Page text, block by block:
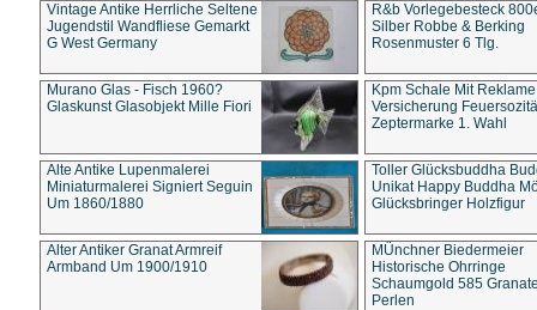
Vintage Antike Herrliche Seltene
Jugendstil Wandfliese Gemarkt
G West Germany
R&b Vorlegebesteck
Silber Robbe & Berking
Rosenmuster 6 Tlg.
Murano Glas - Fisch 1960?
Glaskunst Glasobjekt Mille Fiori
Kpm Schale Mit Reklame
Versicherung
Zeptermarke 1. Wahl
Alte Antike Lupenmalerei
Miniaturmalerei Signiert Seguin
Um 1860/1880
Toller Glücksbuddha
Unikat Happy Buddha
Glücksbringer Holzfigur
Alter Antiker Granat Armreif
Armband Um 1900/1910
MÜnchner Biedermeier
Historische Ohrringe
Schaumgold 585
Perlen